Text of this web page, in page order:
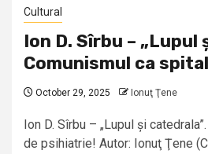
Cultural
Ion D. Sîrbu – „Lupul
Comunismul ca
October 29, 2025 Ionuţ Ţene
Ion D. Sîrbu – „Lupul și
de psihiatrie! Autor: Ionuţ Ţene